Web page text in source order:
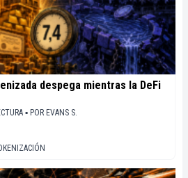
despega mientras la DeFi
▪ POR EVANS S.